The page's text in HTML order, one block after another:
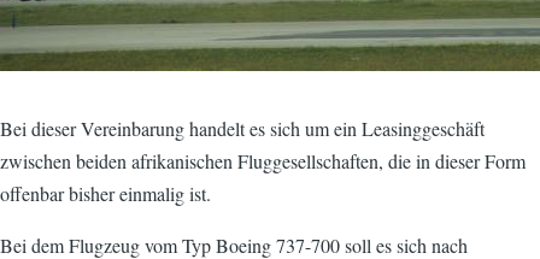
Bei dieser Vereinbarung handelt es sich um ein Leasinggeschäft
zwischen beiden afrikanischen Fluggesellschaften, die in dieser Form
offenbar bisher einmalig ist.
Bei dem Flugzeug vom Typ Boeing 737-700 soll es sich nach